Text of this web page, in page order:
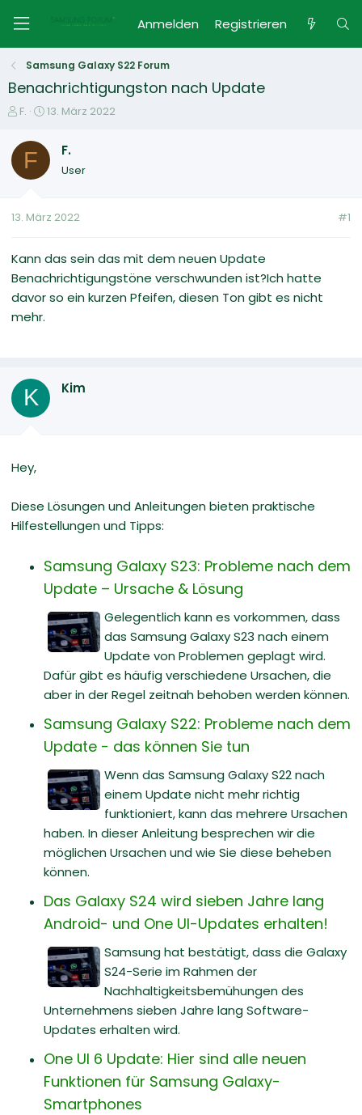
Anmelden Registrieren
Samsung Galaxy S22 Forum
Benachrichtigungston nach Update
E
s
e
e
F.
E
t
e
t
m
13. März 2022
F F.
User
13. März 2022 #1
Kann das sein das mit dem neuen Update
Benachrichtigungstöne verschwunden ist?Ich hatte
davor so ein kurzen Pfeifen, diesen Ton gibt es nicht
mehr.
K Kim
Hey,
Diese Lösungen und Anleitungen bieten praktische
Hilfestellungen und Tipps:
Samsung Galaxy S23: Probleme nach dem
Update – Ursache & Lösung
Gelegentlich kann es vorkommen, dass
das Samsung Galaxy S23 nach einem
Update von Problemen geplagt wird.
Dafür gibt es häufig verschiedene Ursachen, die
aber in der Regel zeitnah behoben werden können.
Samsung Galaxy S22: Probleme nach dem
Update - das können Sie tun
Wenn das Samsung Galaxy S22 nach
einem Update nicht mehr richtig
funktioniert, kann das mehrere Ursachen
haben. In dieser Anleitung besprechen wir die
möglichen Ursachen und wie Sie diese beheben
können.
Das Galaxy S24 wird sieben Jahre lang
Android- und One UI-Updates erhalten!
Samsung hat bestätigt, dass die Galaxy
S24-Serie im Rahmen der
Nachhaltigkeitsbemühungen des
Unternehmens sieben Jahre lang Software-
Updates erhalten wird.
One UI 6 Update: Hier sind alle neuen
Funktionen für Samsung Galaxy-
Smartphones